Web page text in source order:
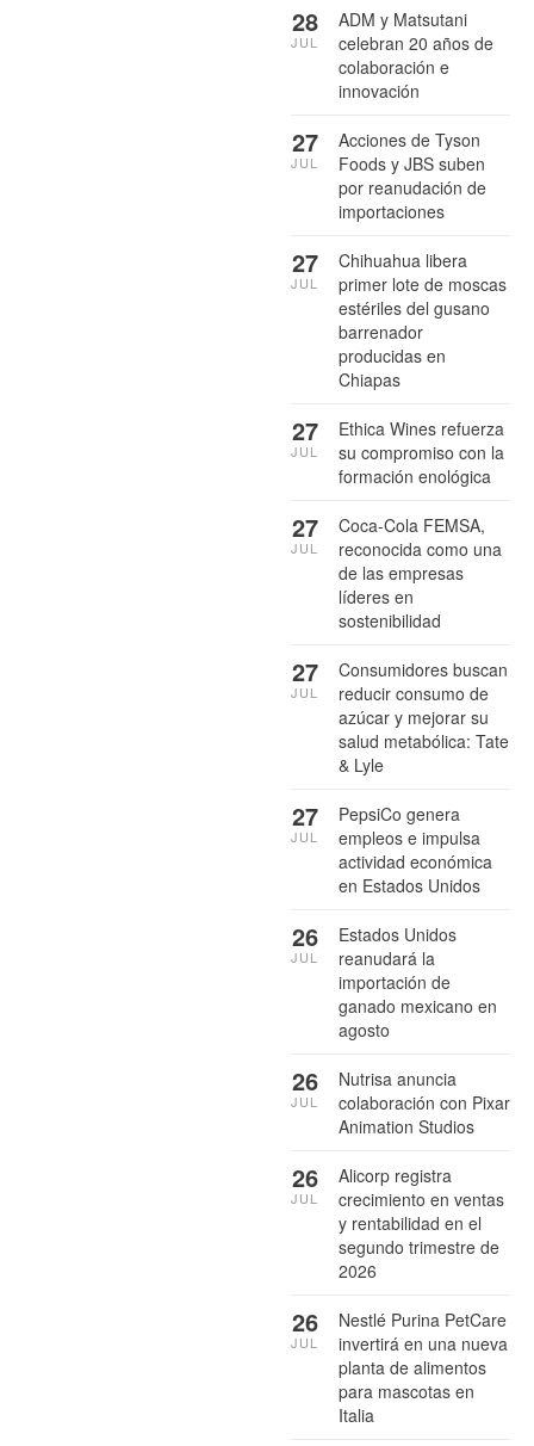
ADM y Matsutani
celebran 20 años de
colaboración e
innovación
28
JUL
Acciones de Tyson
Foods y JBS suben
por reanudación de
importaciones
27
JUL
Chihuahua libera
primer lote de moscas
estériles del gusano
barrenador
producidas en
Chiapas
27
JUL
Ethica Wines refuerza
su compromiso con la
formación enológica
27
JUL
Coca-Cola FEMSA,
reconocida como una
de las empresas
líderes en
sostenibilidad
27
JUL
Consumidores buscan
reducir consumo de
azúcar y mejorar su
salud metabólica: Tate
& Lyle
27
JUL
PepsiCo genera
empleos e impulsa
actividad económica
en Estados Unidos
27
JUL
Estados Unidos
reanudará la
importación de
ganado mexicano en
agosto
26
JUL
Nutrisa anuncia
colaboración con Pixar
Animation Studios
26
JUL
Alicorp registra
crecimiento en ventas
y rentabilidad en el
segundo trimestre de
2026
26
JUL
Nestlé Purina PetCare
invertirá en una nueva
planta de alimentos
para mascotas en
Italia
26
JUL